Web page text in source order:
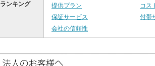
ランキング
提供プラン
コス
保証サービス
付帯
会社の信頼性